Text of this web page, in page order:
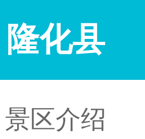
隆化县
景区介绍